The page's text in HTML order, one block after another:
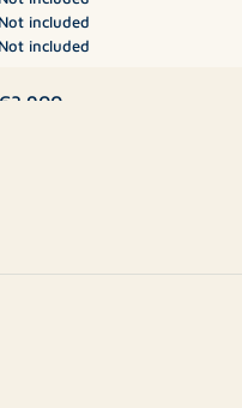
Cooltower voorzien van
Not included
Not included
€3.900